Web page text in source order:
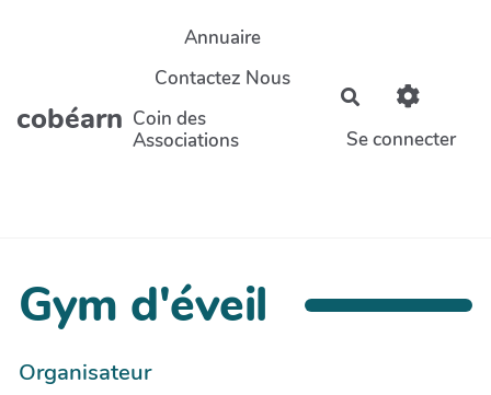
Aller au contenu principal
cobéarn
Annuaire
Contactez Nous
Coin des
Associations
Rechercher
Se connecter
Gym d'éveil
Organisateur